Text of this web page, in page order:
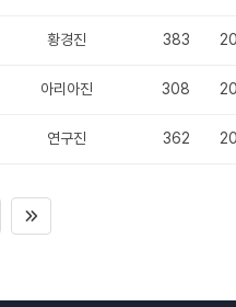
황경진 383
아리아진 308
연구진 362